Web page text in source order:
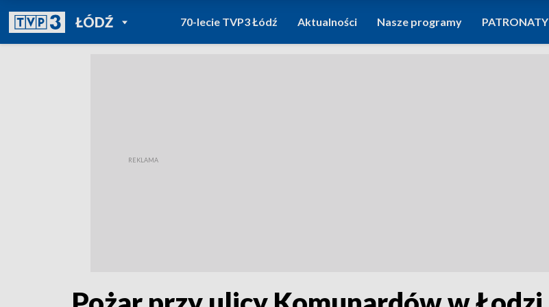
ŁÓDŹPOWRÓT DO
TVP REGIONY
70-lecie TVP3 Łódź Aktualności Nasze programy PATRONATY